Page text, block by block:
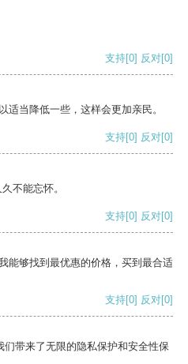
支持[0] 反对[0]
适当降低一些，这样会更加亲民。
支持[0] 反对[0]
不能忘怀。
支持[0] 反对[0]
能够找到最优惠的价格，买到最合适
支持[0] 反对[0]
带来了无限的隐私保护和安全性保